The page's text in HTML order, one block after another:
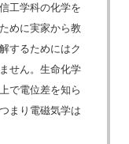
工学科の化学を
めに実家から教
するためにはク
せん。生命化学
で電位差を知ら
まり電磁気学は